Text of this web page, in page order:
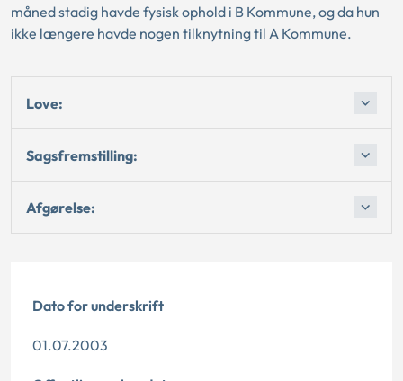
måned stadig havde fysisk ophold i B Kommune, og da hun
ikke længere havde nogen tilknytning til A Kommune.
Love:
Sagsfremstilling:
Afgørelse:
Dato for underskrift
01.07.2003